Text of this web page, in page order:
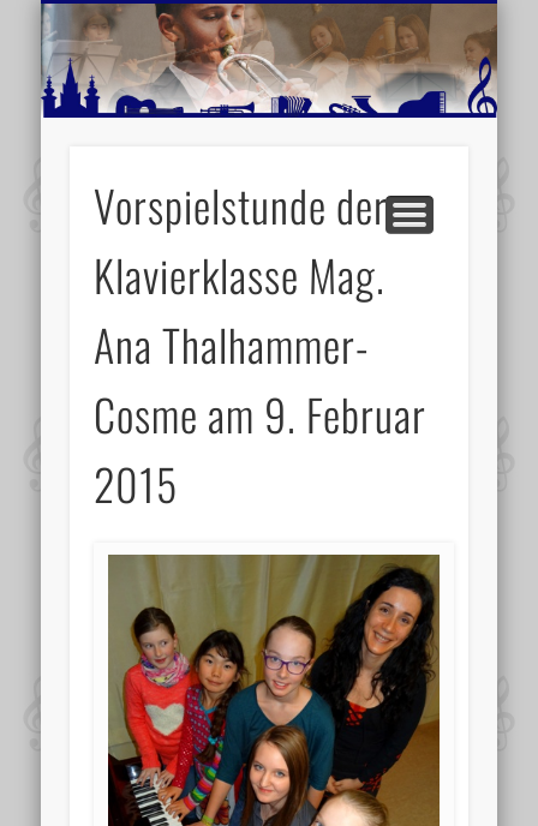
MUSIKSCHULE MARIAZELL
AKTUELLE BERICHTE
SCHULE
VIDEOS
VERANSTALTUNGSTIPPS
WEITERE INFORMATIONEN
Vorspielstunde der
Klavierklasse Mag.
Ana Thalhammer-
Cosme am 9. Februar
2015